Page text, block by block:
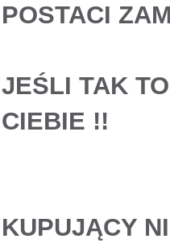
POSTACI
JEŚLI TAK
CIEBIE !!
KUPUJĄCY